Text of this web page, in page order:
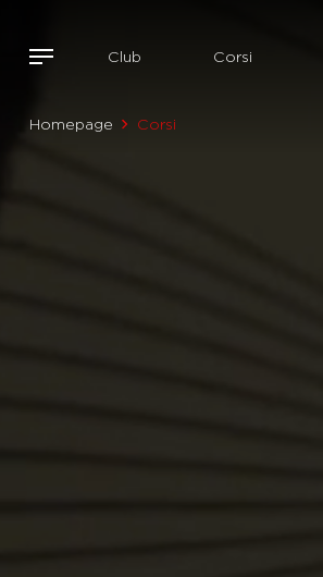
Club Corsi
Homepage Corsi